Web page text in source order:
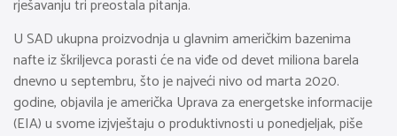
rješavanju tri preostala pitanja.
U SAD ukupna proizvodnja u glavnim američkim bazenima
nafte iz škriljevca porasti će na viđe od devet miliona barela
dnevno u septembru, što je najveći nivo od marta 2020.
godine, objavila je američka Uprava za energetske informacije
(EIA) u svome izjvještaju o produktivnosti u ponedjeljak, piše